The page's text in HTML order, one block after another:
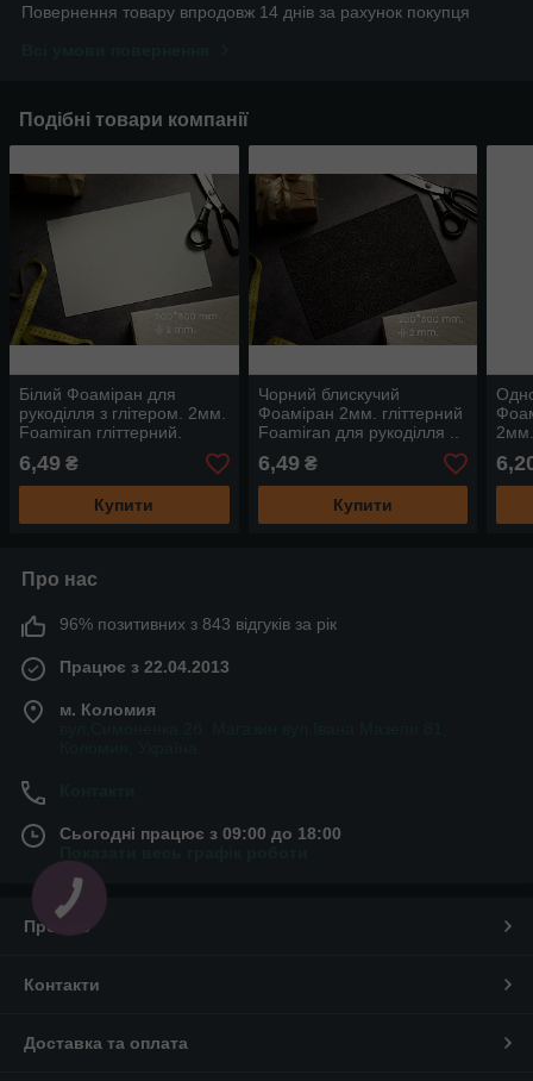
Повернення товару впродовж 14 днів за рахунок покупця
Подібні товари компанії
Білий Фоаміран для
рукоділля з глітером. 2мм.
Foamiran гліттерний.
6,49 ₴
Купити
Чорний блискучий
Фоаміран 2мм. гліттерний
Foamiran для рукоділля ..
6,49 ₴
Купити
2мм.
Про нас
96% позитивних з 843 відгуків за рік
Працює з 22.04.2013
м. Коломия
Сьогодні працює з 09:00 до 18:00
Про нас
Контакти
Доставка та оплата